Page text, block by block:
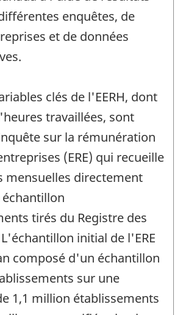
enquêtes, de
et de données
clés de l'EERH, dont
travaillées, sont
sur la rémunération
(ERE) qui recueille
mensuelles directement
tirés du Registre des
initial de l'ERE
composé d'un échantillon
sur une
1,1 million établissements